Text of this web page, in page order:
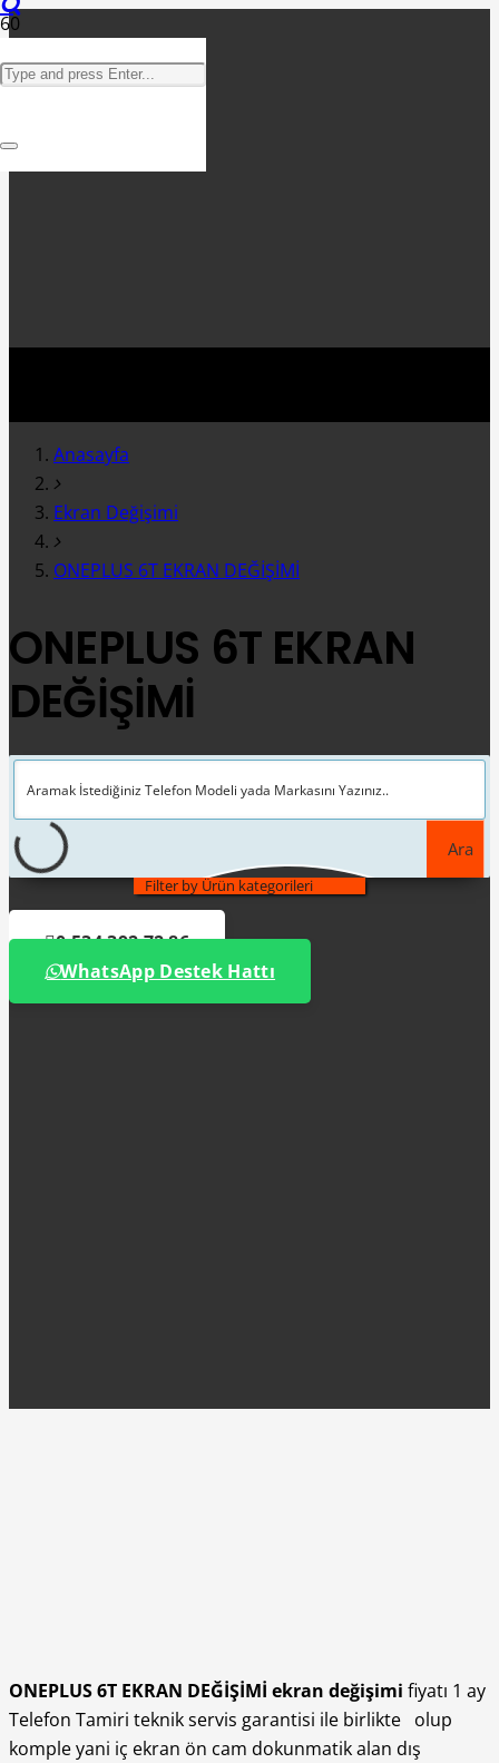
Anasayfa
Ekran Değişimi
ONEPLUS 6T EKRAN DEĞİŞİMİ
ONEPLUS 6T EKRAN
DEĞİŞİMİ
Ara
Filter by Ürün kategorileri
0 534 392 72 86
WhatsApp Destek Hattı
ONEPLUS 6T EKRAN DEĞİŞİMİ ekran değişimi fiyatı 1 ay
Telefon Tamiri teknik servis garantisi ile birlikte olup
komple yani iç ekran ön cam dokunmatik alan dış